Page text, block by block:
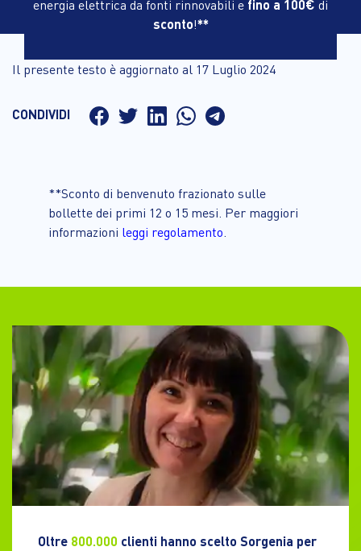
energia elettrica da fonti rinnovabili e fino a 100€ di
sconto!**
Il presente testo è aggiornato al 17 Luglio 2024
CONDIVIDI
**Sconto di benvenuto frazionato sulle
bollette dei primi 12 o 15 mesi. Per maggiori
informazioni leggi regolamento.
Oltre 800.000 clienti hanno scelto Sorgenia per